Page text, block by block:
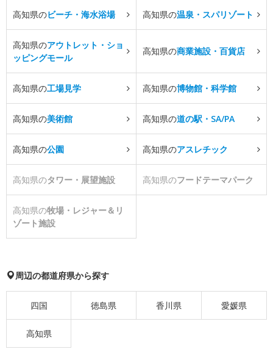
高知県のビーチ・海水浴場 高知県の温泉・スパリゾート
高知県のアウトレット・ショ
ッピングモール
高知県の商業施設・百貨店
高知県の工場見学 高知県の博物館・科学館
高知県の美術館 高知県の道の駅・SA/PA
高知県の公園 高知県のアスレチック
高知県のタワー・展望施設 高知県のフードテーマパーク
高知県の牧場・レジャー＆リ
ゾート施設
周辺の都道府県から探す
四国 徳島県 香川県 愛媛県
高知県